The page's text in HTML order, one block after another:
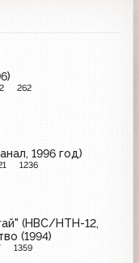
262
1996 год)
1236
(НВС/НТН-12,
(1994)
1359